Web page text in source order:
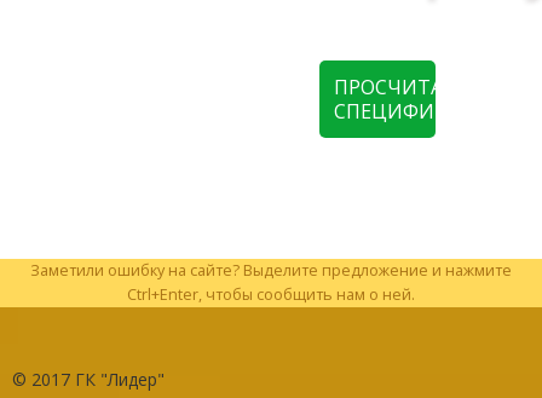
ПРОСЧИТАТЬ
СПЕЦИФИКАЦИЮ
Заметили ошибку на сайте? Выделите предложение и нажмите
Ctrl+Enter, чтобы сообщить нам о ней.
© 2017 ГК "Лидер"